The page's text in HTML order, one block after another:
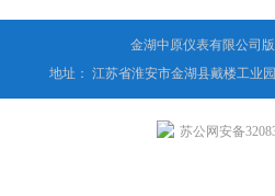
金湖中原仪表有限公司
地址： 江苏省淮安市金湖县戴楼工业
苏公网安备